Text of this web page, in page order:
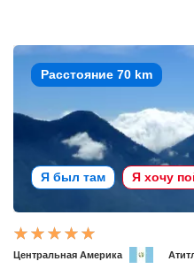
Расстояние 70 km
Я был там Я хочу
Центральная Америка